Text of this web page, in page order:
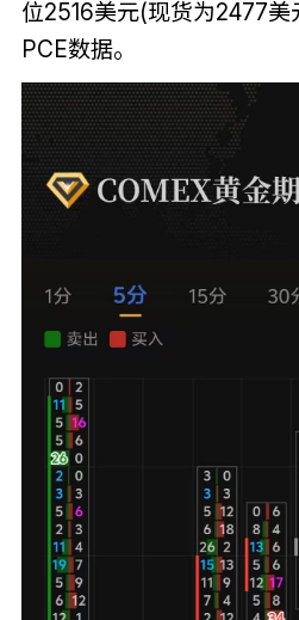
位2516美元(现货为2477
PCE数据。